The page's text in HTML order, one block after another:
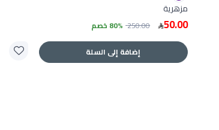
مزهرية
50.00
250.00 80% خصم
إضافة إلى السلة